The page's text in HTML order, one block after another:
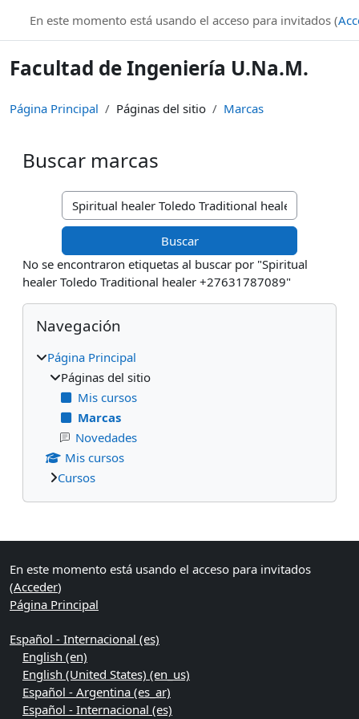
En este momento está usando el acceso para invitados (
Facultad de Ingeniería U.Na.M.
Página Principal Páginas del sitio Marcas
Buscar marcas
Buscar marcas
No se encontraron etiquetas al buscar por "Spiritual
healer Toledo Traditional healer +27631787089"
Bloques
Salta Navegación
Navegación
Página Principal
Páginas del sitio
Mis cursos
Marcas
Novedades
Mis cursos
Cursos
Bloques suplementarios
En este momento está usando el acceso para invitados
(Acceder)
Página Principal
Español - Internacional ‎(es)‎
English ‎(en)‎
English (United States) ‎(en_us)‎
Español - Argentina ‎(es_ar)‎
Español - Internacional ‎(es)‎